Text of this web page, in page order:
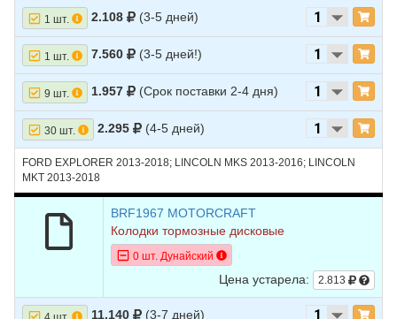
11 FORD EXPLORER 2015
12 FORD EXPLORER 2015
V6 3.5L TURBO -
13 FORD EXPLORER 2014
L4 2.0L TURBO -
14 FORD EXPLORER 2014
15 FORD EXPLORER 2014
V6 3.5L TURBO -
FORD EXPLORER 2013
L4 2.0L TURBO -
Turbocharged
EXPLORER 2013 V6 3.5L
V6 3.5L TURBO -
1 шт. 2.108 (3-5 дней)
1 шт. 7.560 (3-5 дней!)
9 шт. 1.957 (Срок поставки 2-4 дня)
30 шт. 2.295 (4-5 дней)
FORD EXPLORER 2013-2018; LINCOLN MKS 2013-2016; LINCOLN
MKT 2013-2018
BRF1967 MOTORCRAFT
Колодки тормозные дисковые
0 шт. Дунайский
Цена устарела: 2.813
11.140 (3-7 дней)